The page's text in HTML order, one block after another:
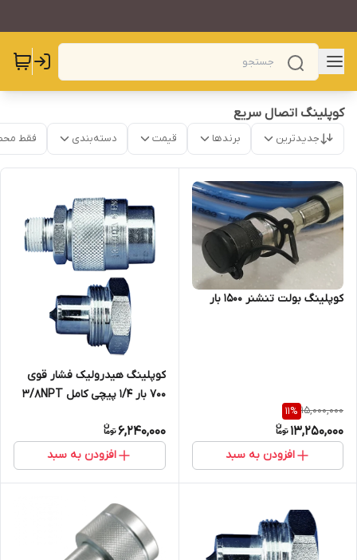
کوپلینگ اتصال سریع
جدیدترین برندها قیمت دسته‌بندی فقط
کوپلینگ بولت تنشنر 1500 بار
15,000,000
11%
13,250,000
افزودن به سبد
کوپلینگ هیدرولیک فشار قوی
700 بار 1/4 پیچی کامل 3/8NPT
و کوپلینگ هایفورس
6,240,000
افزودن به سبد